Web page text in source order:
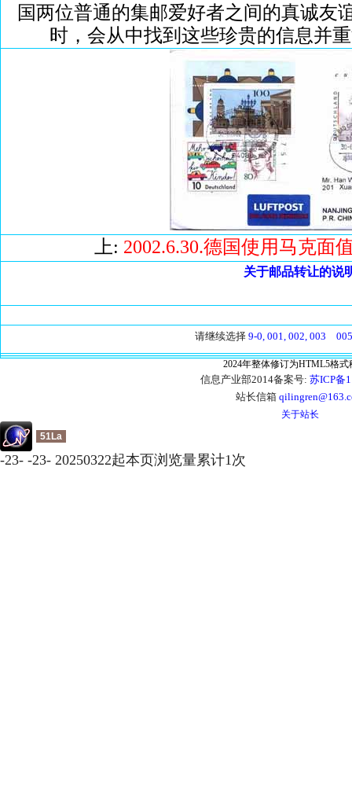
国两位普通的集邮爱好者之间的真诚友
时，会从中找到这些珍贵的信息并
上: 2002.6.30.德国使用马克面
关于邮品转让的说
请继续选择 9-0, 001, 002, 003 005
2024年整体修订为HTML5格式
信息产业部2014备案号: 苏ICP备
站长信箱
关于站长
51La
-23- -23- 20250322起本页浏览量累计1次